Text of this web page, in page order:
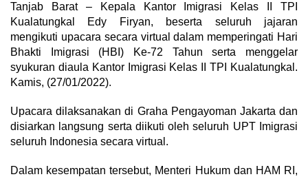
Tanjab Barat – Kepala Kantor Imigrasi Kelas II TPI
Kualatungkal Edy Firyan, beserta seluruh jajaran
mengikuti upacara secara virtual dalam memperingati Hari
Bhakti Imigrasi (HBI) Ke-72 Tahun serta menggelar
syukuran diaula Kantor Imigrasi Kelas II TPI Kualatungkal.
Kamis, (27/01/2022).
Upacara dilaksanakan di Graha Pengayoman Jakarta dan
disiarkan langsung serta diikuti oleh seluruh UPT Imigrasi
seluruh Indonesia secara virtual.
Dalam kesempatan tersebut, Menteri Hukum dan HAM RI,